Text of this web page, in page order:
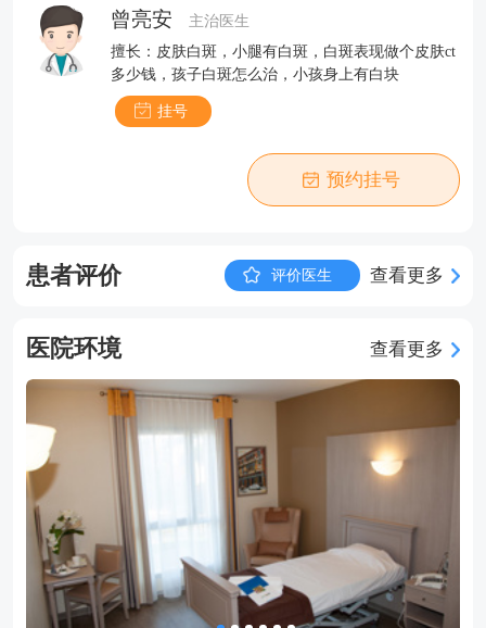
曾亮安
主治医生
擅长：皮肤白斑，小腿有白斑，白斑表现做个皮肤ct
多少钱，孩子白斑怎么治，小孩身上有白块
挂号
预约挂号
患者评价 评价医生 查看更多
医院环境 查看更多